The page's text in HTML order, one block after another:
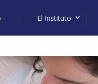
El Instituto